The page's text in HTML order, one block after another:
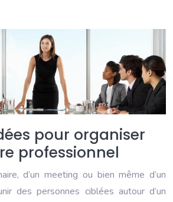
pour organiser
professionnel
d’un meeting ou bien même d’un
des personnes ciblées autour d’un